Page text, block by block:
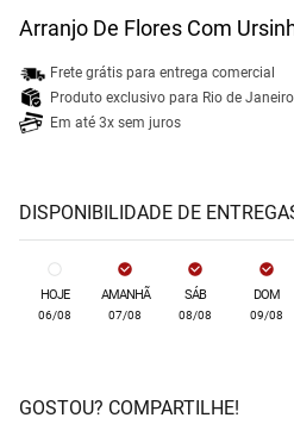
Arranjo De Flores Com
Frete grátis para entrega comercial
Produto exclusivo para Rio de Janeiro
Em até 3x sem juros
DISPONIBILIDADE DE
HOJE
06/08
AMANHÃ
07/08
SÁB
08/08
DOM
09/08
GOSTOU? COMPARTILHE!